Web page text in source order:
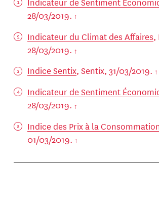
28/03/2019.
Indicateur du Climat des Affaires,
28/03/2019.
Indice Sentix, Sentix, 31/03/2019.
Indicateur de Sentiment
28/03/2019.
Indice des Prix à la
01/03/2019.